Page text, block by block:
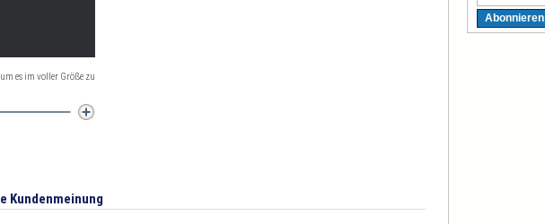
es im voller Größe zu
Kundenmeinung
Abonnieren